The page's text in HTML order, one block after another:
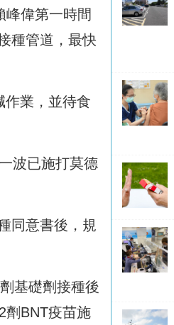
峰偉第一時間
種管道，最快
作業，並待食
波已施打莫德
同意書後，規
基礎劑接種後
劑BNT疫苗施